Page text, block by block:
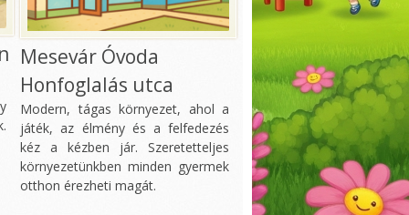
Mesevár Óvoda
Honfoglalás utca
Modern, tágas környezet, ahol a
játék, az élmény és a felfedezés
kéz a kézben jár. Szeretetteljes
környezetünkben minden gyermek
otthon érezheti magát.